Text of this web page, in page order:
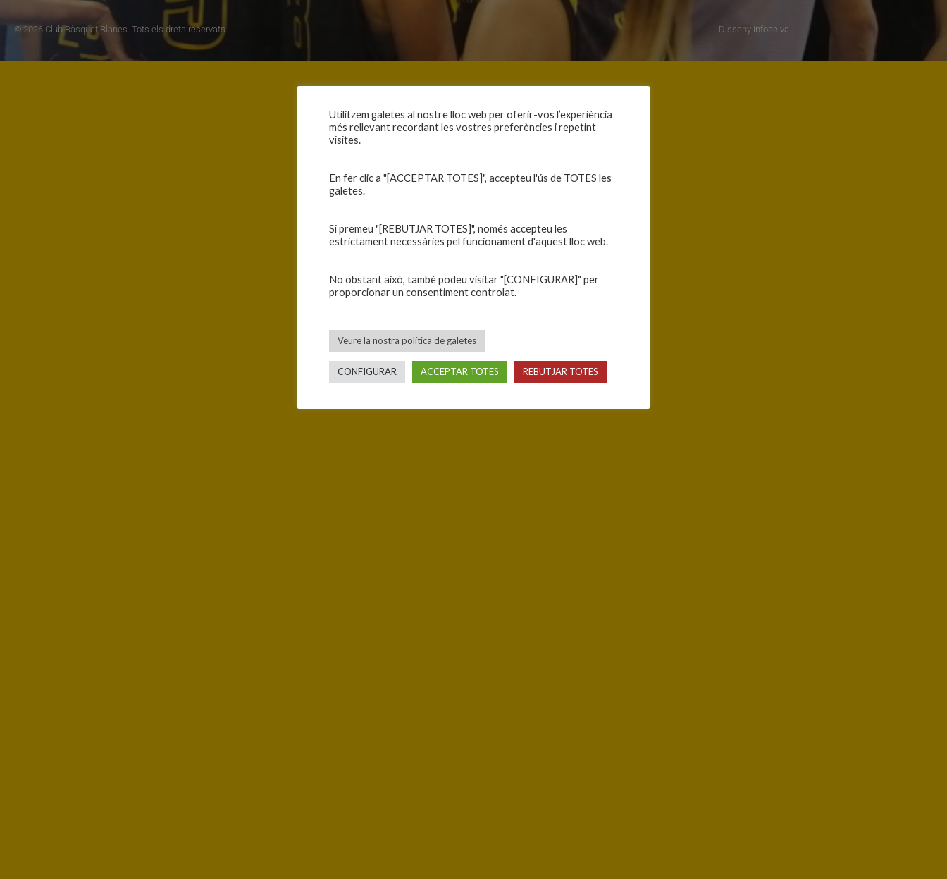
© 2026 Club Bàsquet Blanes. Tots els drets reservats. Disseny infoselva
Utilitzem galetes al nostre lloc web per oferir-vos l’experiència
més rellevant recordant les vostres preferències i repetint
visites.
En fer clic a "[ACCEPTAR TOTES]", accepteu l'ús de TOTES les
galetes.
Si premeu "[REBUTJAR TOTES]", només accepteu les
estrictament necessàries pel funcionament d'aquest lloc web.
No obstant això, també podeu visitar "[CONFIGURAR]" per
proporcionar un consentiment controlat.
Veure la nostra política de galetes
CONFIGURAR ACCEPTAR TOTES REBUTJAR TOTES